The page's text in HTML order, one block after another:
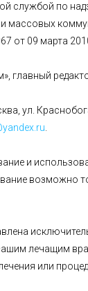
службой по
массовых
от 09 марта
главный
ул.
и
возможно
лечащим
или